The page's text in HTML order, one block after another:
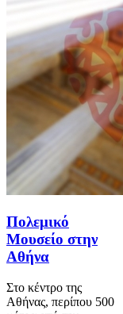
Πολεμικό
Μουσείο στην
Αθήνα
Στο κέντρο της
Αθήνας, περίπου 500